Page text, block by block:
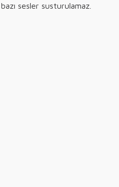
sesler susturulamaz.